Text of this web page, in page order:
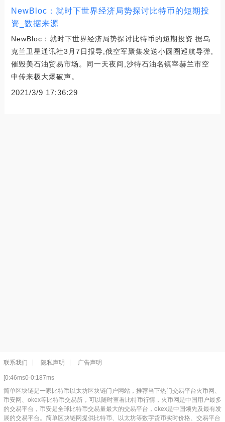
NewBloc：就时下世界经济局势探讨比特币的短期投
资_数据来源
NewBloc：就时下世界经济局势探讨比特币的短期投资 据乌
克兰卫星通讯社3月7日报导,俄空军聚集发送小圆圈巡航导弹,
催毁美石油贸易市场。同一天夜间,沙特石油名镇宰赫兰市空
中传来极大爆破声。
2021/3/9 17:36:29
联系我们 隐私声明 广告声明
[0:46ms0-0:187ms
简单区块链是一家比特币以太坊区块链门户网站，推荐当下热门交易平台火币网、
币安网、okex等比特币交易所，可以随时查看比特币行情，火币网是中国用户最多
的交易平台，币安是全球比特币交易量最大的交易平台，okex是中国领先及最有发
展的交易平台。简单区块链网提供比特币、以太坊等数字货币实时价格、交易平台